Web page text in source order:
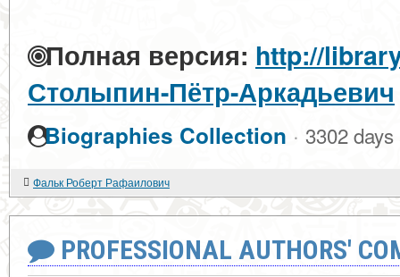
Полная версия: http://
Столыпин-Пётр-Аркадьевич
Biographies Collection · 3302 days
Фальк Роберт Рафаилович
PROFESSIONAL AUTHORS'